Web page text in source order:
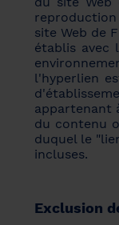
site Web de
établis avec
l'hyperlien
appartenant
du contenu
duquel le
incluses.
Exclusion